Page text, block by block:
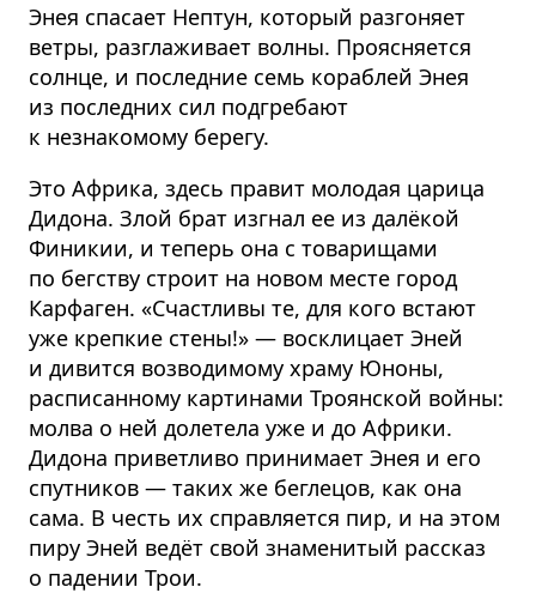
Энея спасает Нептун, который разгоняет
ветры, разглаживает волны. Проясняется
солнце, и последние семь кораблей Энея
из последних сил подгребают
к незнакомому берегу.
Это Африка, здесь правит молодая царица
Дидона. Злой брат изгнал ее из далёкой
Финикии, и теперь она с товарищами
по бегству строит на новом месте город
Карфаген. «Счастливы те, для кого встают
уже крепкие стены!» — восклицает Эней
и дивится возводимому храму Юноны,
расписанному картинами Троянской войны:
молва о ней долетела уже и до Африки.
Дидона приветливо принимает Энея и его
спутников — таких же беглецов, как она
сама. В честь их справляется пир, и на этом
пиру Эней ведёт свой знаменитый рассказ
о падении Трои.